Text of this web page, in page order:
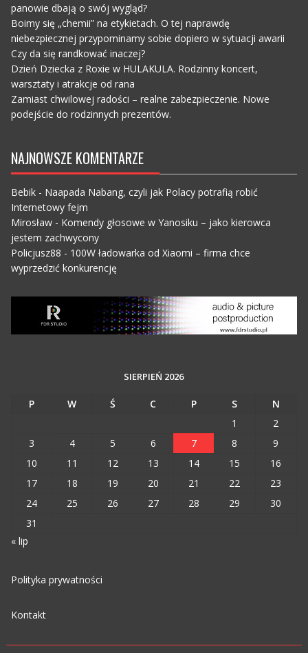
panowie dbają o swój wygląd?
Boimy się „chemii” na etykietach. O tej naprawdę
niebezpiecznej przypominamy sobie dopiero w sytuacji awarii
Czy da się randkować inaczej?
Dzień Dziecka z Roxie w HULAKULA. Rodzinny koncert,
warsztaty i atrakcje od rana
Zamiast chwilowej radości – realne zabezpieczenie. Nowe
podejście do rodzinnych prezentów.
NAJNOWSZE KOMENTARZE
Bebik- Naapada Nabang, czyli jak Polacy potrafią robić
Internetowy fejm
Mirosław- Komendy głosowe w Yanosiku – jako kierowca
jestem zachwycony
Policjusz88 - 100W ładowarka od Xiaomi – firma chce
wyprzedzić konkurencję
SIERPIEŃ 2026
P W Ś C P S
N
1
2
3
4 5 6 7 8
9
10
11 12 13 14 15
16
17
18 19 20 21 22
23
24
25 26 27 28 29
30
31
« lip
Polityka prywatności
Kontakt